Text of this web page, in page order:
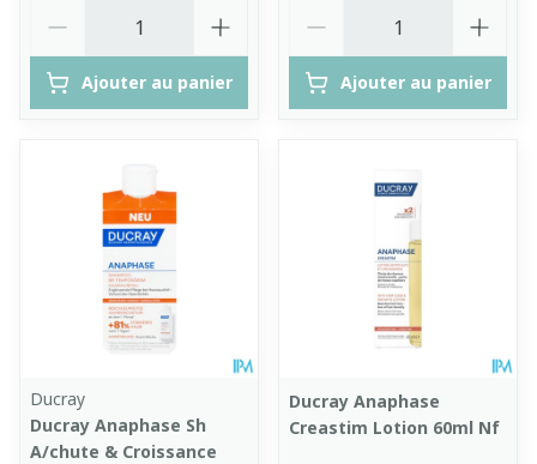
Ajouter au panier Ajouter au panier
Ducray
Ducray Anaphase Sh
A/chute & Croissance
Ducray Anaphase
Creastim Lotion 60ml Nf